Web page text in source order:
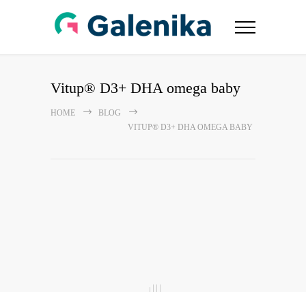
Vitup® D3+ DHA omega baby
HOME
BLOG
VITUP® D3+ DHA OMEGA BABY